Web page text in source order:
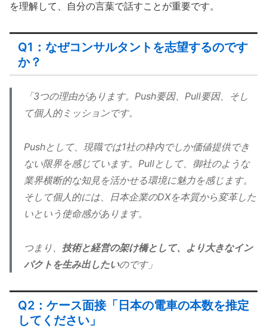
を理解して、自分の言葉で話すことが重要です。
Q1：なぜコンサルタントを志望するのです
か？
「3つの理由があります。Push要因、Pull要因、そし
て個人的ミッションです。
Pushとして、現職では1社の枠内でしか価値提供でき
ない限界を感じています。Pullとして、御社のような
業界横断的な知見を活かせる環境に魅力を感じます。
そして個人的には、日本企業のDXを本質から変革した
いという使命感があります。
つまり、 技術と経営の架け橋として、より大きなイン
パクトを生み出したいのです」
Q2：ケース面接「日本の電車の本数を推定
してください」